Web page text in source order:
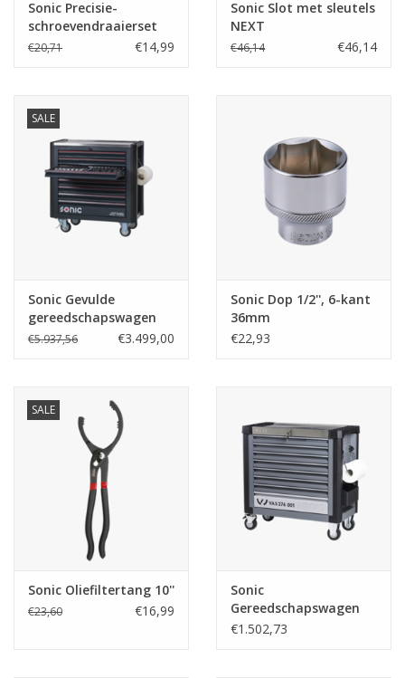
Sonic Precisie-
schroevendraaierset
23-dlg.
€20,71 €14,99
Sonic Slot met sleutels
NEXT
S9/S12/S12XD/laden
€46,14 €46,14
SALE
Sonic Gevulde
gereedschapswagen
NEXT S12 575-dlg
€5.937,56 €3.499,00
Sonic Dop 1/2'', 6-kant
36mm
€22,93
SALE
Sonic Oliefiltertang 10''
€23,60 €16,99
Sonic
Gereedschapswagen
leeg S12 8 laden
€1.502,73